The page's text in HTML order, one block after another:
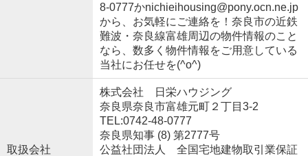
8-0777かnichieihousing@pony.ocn.ne.jp
から、お気軽にご連絡を！奈良市の近鉄
難波・奈良線富雄周辺の物件情報のこと
なら、数多く物件情報をご用意している
当社にお任せを(^o^)
取扱会社
株式会社 日栄ハウジング
奈良県奈良市富雄元町２丁目3-2
TEL:0742-48-0777
奈良県知事 (8) 第2777号
公益社団法人 全国宅地建物取引業保証